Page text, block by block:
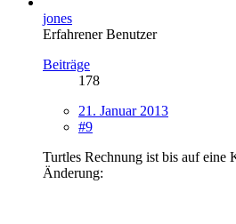
jones
Erfahrener Benutzer
Beiträge
178
21. Januar 2013
#9
Turtles Rechnung ist bis auf eine
Änderung: